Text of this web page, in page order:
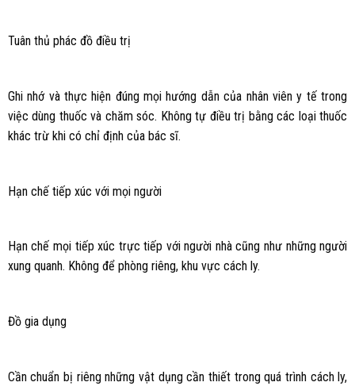
Tuân thủ phác đồ điều trị
Ghi nhớ và thực hiện đúng mọi hướng dẫn của nhân viên y tế trong
việc dùng thuốc và chăm sóc. Không tự điều trị bằng các loại thuốc
khác trừ khi có chỉ định của bác sĩ.
Hạn chế tiếp xúc với mọi người
Hạn chế mọi tiếp xúc trực tiếp với người nhà cũng như những người
xung quanh. Không để phòng riêng, khu vực cách ly.
Đồ gia dụng
Cần chuẩn bị riêng những vật dụng cần thiết trong quá trình cách ly,